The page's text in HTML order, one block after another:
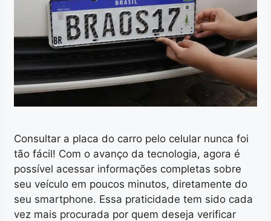
Consultar a placa do carro pelo celular nunca foi
tão fácil! Com o avanço da tecnologia, agora é
possível acessar informações completas sobre
seu veículo em poucos minutos, diretamente do
seu smartphone. Essa praticidade tem sido cada
vez mais procurada por quem deseja verificar